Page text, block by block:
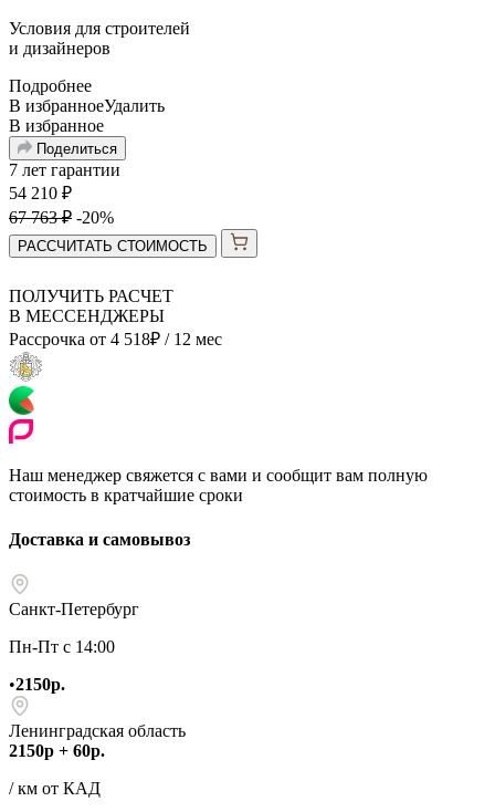
Условия для строителей
и дизайнеров
Подробнее
В избранноеУдалить
В избранное
Поделиться
7 лет гарантии
54 210 ₽
67 763₽ -20%
РАССЧИТАТЬ СТОИМОСТЬ
ПОЛУЧИТЬ РАСЧЕТ
В МЕССЕНДЖЕРЫ
Рассрочка от 4 518₽ / 12 мес
Наш менеджер свяжется с вами и сообщит вам полную
стоимость в кратчайшие сроки
Доставка и самовывоз
Санкт-Петербург
Пн-Пт с 14:00
•2150р.
Ленинградская область
2150р + 60р.
/ км от КАД